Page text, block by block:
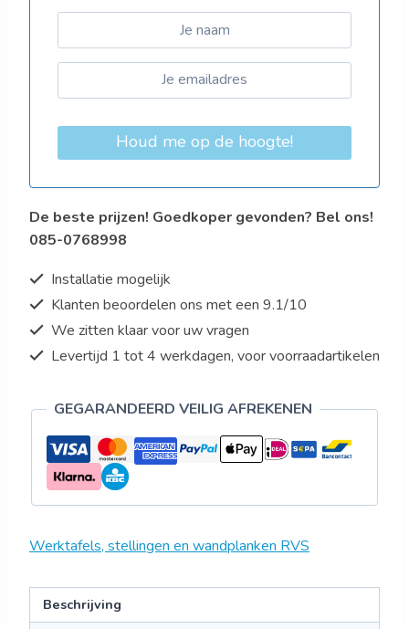
Houd me op de hoogte!
De beste prijzen! Goedkoper gevonden? Bel ons!
085-0768998
Installatie mogelijk
Klanten beoordelen ons met een 9.1/10
We zitten klaar voor uw vragen
Levertijd 1 tot 4 werkdagen, voor voorraadartikelen
GEGARANDEERD VEILIG AFREKENEN
Werktafels, stellingen en wandplanken RVS
Beschrijving